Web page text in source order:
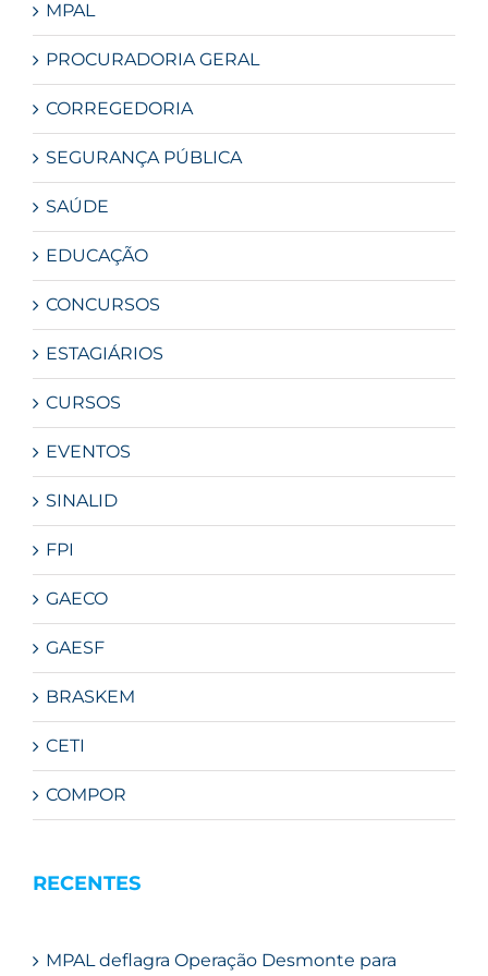
MPAL
PROCURADORIA GERAL
CORREGEDORIA
SEGURANÇA PÚBLICA
SAÚDE
EDUCAÇÃO
CONCURSOS
ESTAGIÁRIOS
CURSOS
EVENTOS
SINALID
FPI
GAECO
GAESF
BRASKEM
CETI
COMPOR
RECENTES
MPAL deflagra Operação Desmonte para